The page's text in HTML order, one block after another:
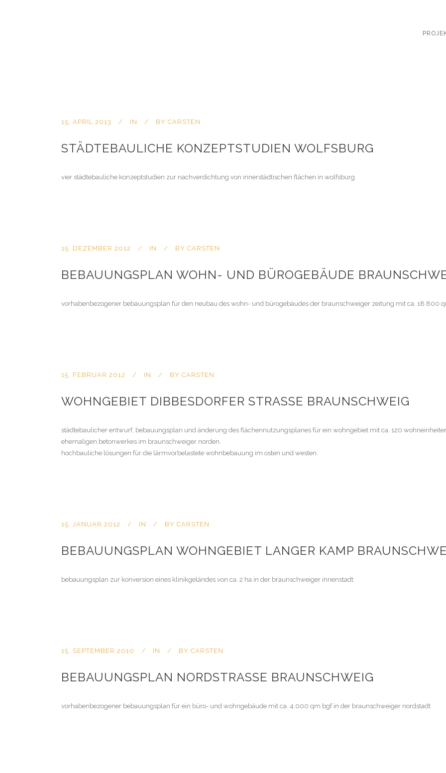
15. APRIL 2013 IN BY CARSTEN
STÄDTEBAULICHE KONZEPTSTUDIEN WOLFSBURG
vier städtebauliche konzeptstudien zur nachverdichtung von innerstädtischen flächen in wolfsburg
15. DEZEMBER 2012 IN BY CARSTEN
BEBAUUNGSPLAN WOHN- UND BÜROGEBÄUDE
vorhabenbezogener bebauungsplan für den neubau des wohn- und bürogebäudes der braunschweiger zeitung mit ca. 18.800
15. FEBRUAR 2012 IN BY CARSTEN
WOHNGEBIET DIBBESDORFER STRASSE BRAUNSCHWEIG
städtebaulicher entwurf, bebauungsplan und änderung des flächennutzungsplanes für ein wohngebiet mit ca. 120
ehemaligen betonwerkes im braunschweiger norden.
hochbauliche lösungen für die lärmvorbelastete wohnbebauung im osten und westen.
15. JANUAR 2012 IN BY CARSTEN
BEBAUUNGSPLAN WOHNGEBIET LANGER KAMP
bebauungsplan zur konversion eines klinikgeländes von ca. 2 ha in der braunschweiger innenstadt
15. SEPTEMBER 2010 IN BY CARSTEN
BEBAUUNGSPLAN NORDSTRASSE BRAUNSCHWEIG
vorhabenbezogener bebauungsplan für ein büro- und wohngebäude mit ca. 4.000 qm bgf in der braunschweiger nordstadt